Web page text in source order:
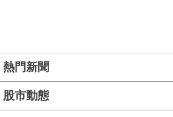
熱門新聞
股市動態